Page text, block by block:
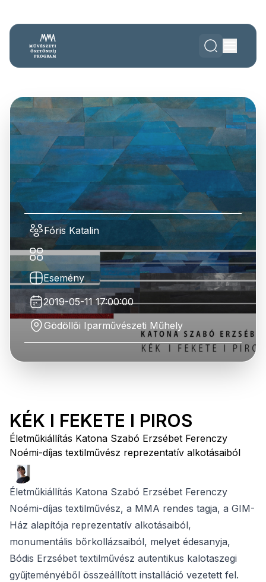
Fóris Katalin
Esemény
2019-05-11 17:00:00
Gödöllői Iparművészeti Műhely
KÉK I FEKETE I PIROS
Életműkiállítás Katona Szabó Erzsébet Ferenczy
Noémi-díjas textilművész reprezentatív alkotásaiból
Életműkiállítás Katona Szabó Erzsébet Ferenczy
Noémi-díjas textilművész, a MMA rendes tagja, a GIM-
Ház alapítója reprezentatív alkotásaiból,
monumentális bőrkollázsaiból, melyet édesanyja,
Bódis Erzsébet textilművész autentikus kalotaszegi
gyűjteményéből összeállított installáció vezetett fel.